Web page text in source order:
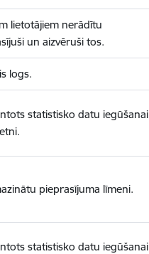
lietotājiem nerādītu
un aizvēruši tos.
logs.
statistisko datu iegūšanai
pieprasījuma līmeni.
statistisko datu iegūšanai